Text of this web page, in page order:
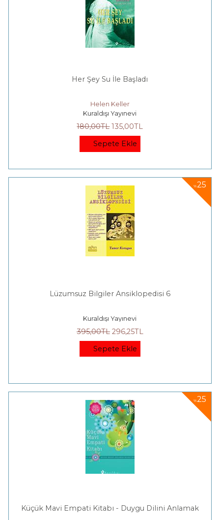
Her Şey Su İle Başladı
Helen Keller
Kuraldışı Yayınevi
180,00TL 135,00TL
Sepete Ekle
%25
Lüzumsuz Bilgiler Ansiklopedisi 6
Kuraldışı Yayınevi
395,00TL 296,25TL
Sepete Ekle
%25
Küçük Mavi Empati Kitabı - Duygu Dilini Anlamak